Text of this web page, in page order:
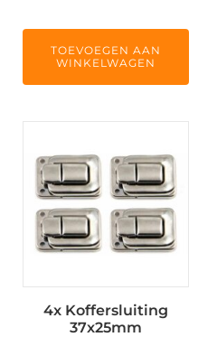
TOEVOEGEN AAN
WINKELWAGEN
4x Koffersluiting
37x25mm